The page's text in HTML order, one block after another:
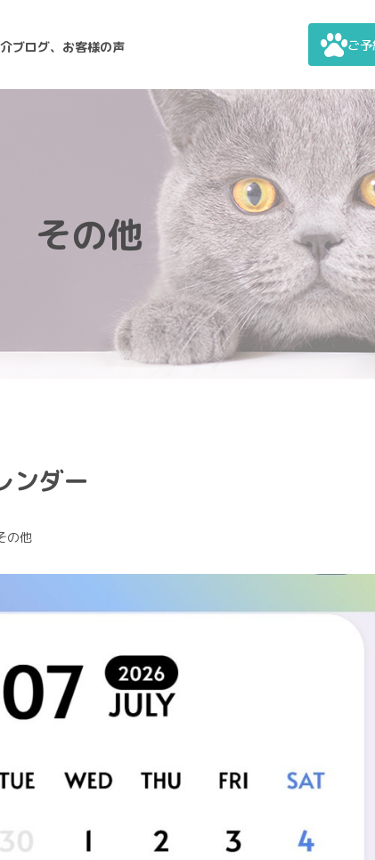
ブログ、お客様の声 ご
その他
ンダー
の他